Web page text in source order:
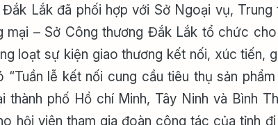
Đắk Lắk đã phối hợp với Sở Ngoại vụ, Trung
mại – Sở Công thương Đắk Lắk tổ chức
loạt sự kiện giao thương kết nối, xúc tiến,
lễ kết nối cung cầu tiêu thụ sản
thành phố Hồ chí Minh, Tây Ninh và Bình
hội viên tham gia đoàn công tác của tỉnh